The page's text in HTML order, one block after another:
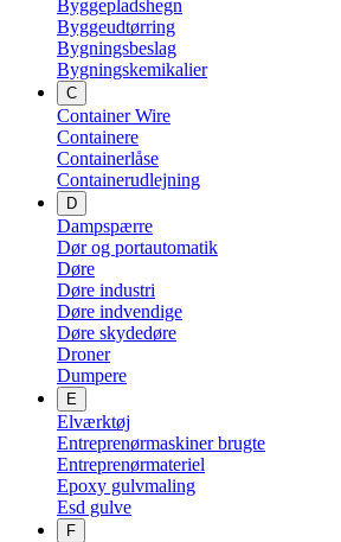
Byggepladshegn
Byggeudtørring
Bygningsbeslag
Bygningskemikalier
C
Container Wire
Containere
Containerlåse
Containerudlejning
D
Dampspærre
Dør og portautomatik
Døre
Døre industri
Døre indvendige
Døre skydedøre
Droner
Dumpere
E
Elværktøj
Entreprenørmaskiner brugte
Entreprenørmateriel
Epoxy gulvmaling
Esd gulve
F